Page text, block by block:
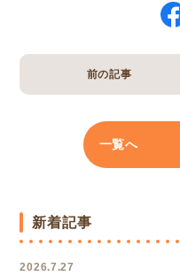
前の記事
一覧へ
新着記事
2026.7.27